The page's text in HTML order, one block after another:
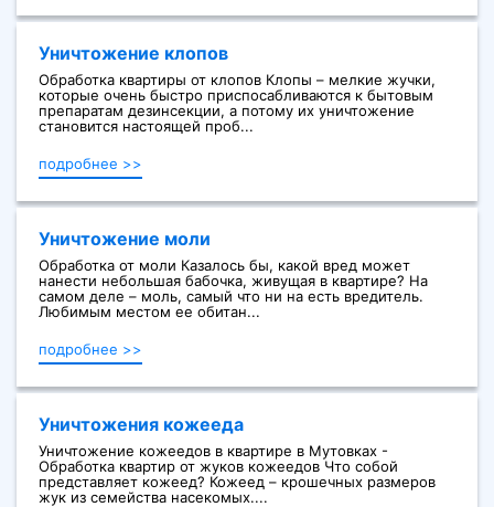
Уничтожение клопов
Обработка квартиры от клопов Клопы – мелкие жучки,
которые очень быстро приспосабливаются к бытовым
препаратам дезинсекции, а потому их уничтожение
становится настоящей проб...
подробнее >>
Уничтожение моли
Обработка от моли Казалось бы, какой вред может
нанести небольшая бабочка, живущая в квартире? На
самом деле – моль, самый что ни на есть вредитель.
Любимым местом ее обитан...
подробнее >>
Уничтожения кожееда
Уничтожение кожеедов в квартире в Мутовках -
Обработка квартир от жуков кожеедов Что собой
представляет кожеед? Кожеед – крошечных размеров
жук из семейства насекомых....